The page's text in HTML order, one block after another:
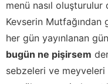
menü nasıl
Kevserin Mutfağından
her gün yayınlanan
bugün ne pişirsem
sebzeleri ve meyveleri